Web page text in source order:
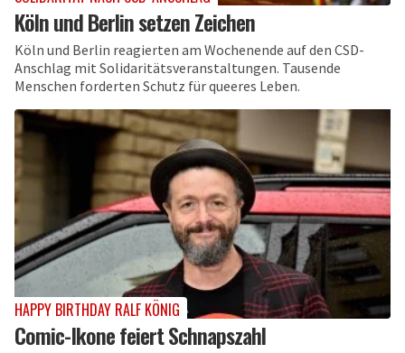
Köln und Berlin setzen Zeichen
Köln und Berlin reagierten am Wochenende auf den CSD-
Anschlag mit Solidaritätsveranstaltungen. Tausende
Menschen forderten Schutz für queeres Leben.
HAPPY BIRTHDAY RALF KÖNIG
Comic-Ikone feiert Schnapszahl